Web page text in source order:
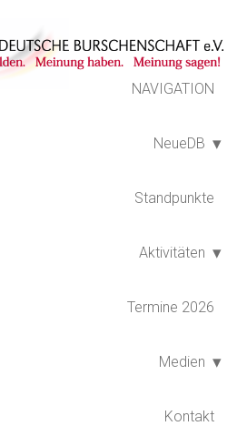
NAVIGATION
NeueDB
Standpunkte
Aktivitäten
Termine 2026
Medien
Kontakt